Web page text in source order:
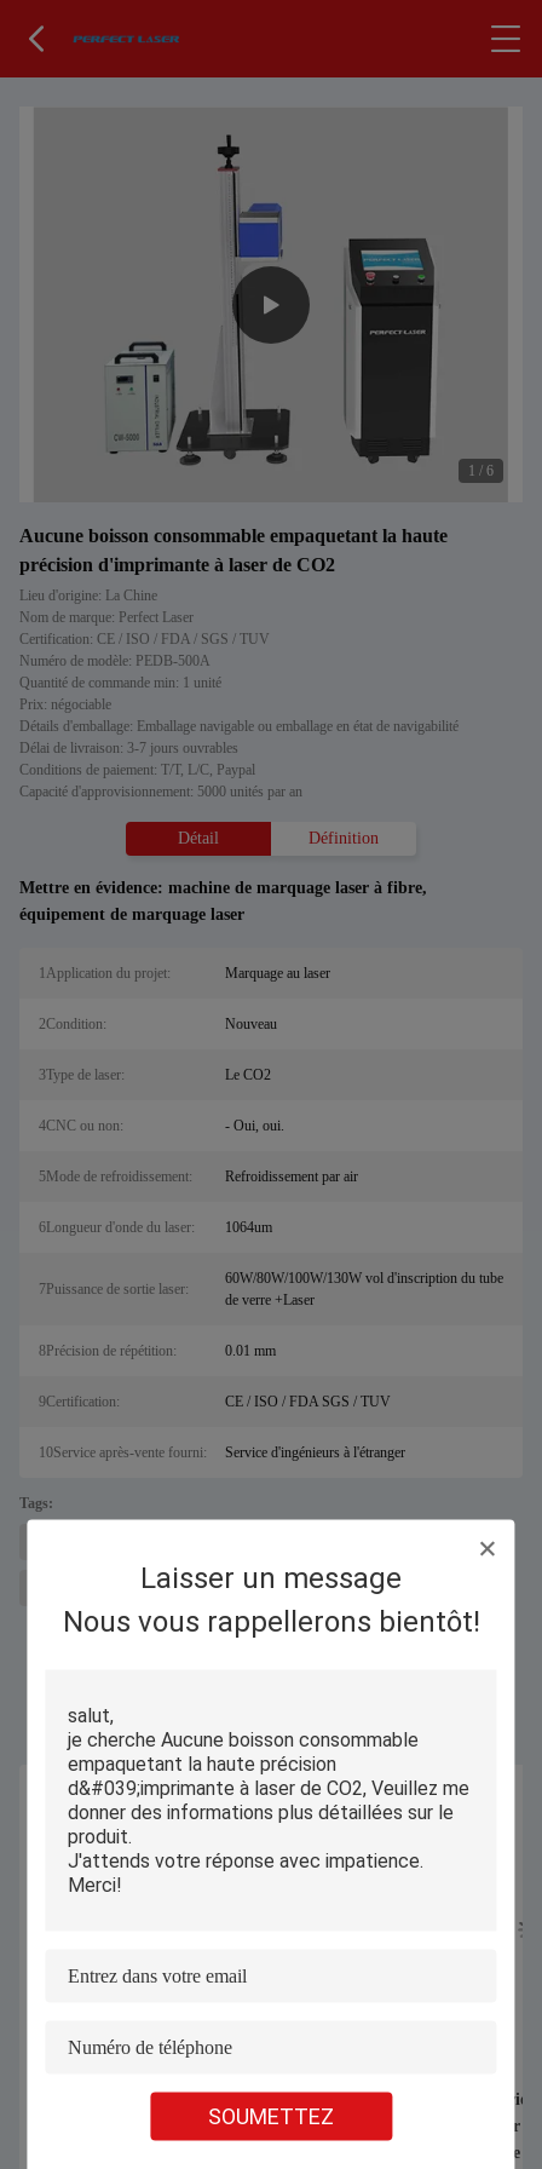
Laisser un message
Nous vous rappellerons bientôt!
SOUMETTEZ
1 / 6
Aucune boisson consommable empaquetant la haute
précision d'imprimante à laser de CO2
Lieu d'origine: La Chine
Nom de marque: Perfect Laser
Certification: CE / ISO / FDA / SGS / TUV
Numéro de modèle: PEDB-500A
Quantité de commande min: 1 unité
Prix: négociable
Détails d'emballage: Emballage navigable ou emballage en état de navigabilité
Délai de livraison: 3-7 jours ouvrables
Conditions de paiement: T/T, L/C, Paypal
Capacité d'approvisionnement: 5000 unités par an
Détail Définition
Mettre en évidence: machine de marquage laser à fibre,
équipement de marquage laser
1Application du projet: Marquage au laser
2Condition: Nouveau
3Type de laser: Le CO2
4CNC ou non: - Oui, oui.
5Mode de refroidissement: Refroidissement par air
6Longueur d'onde du laser: 1064um
7Puissance de sortie laser:
60W/80W/100W/130W vol d'inscription du tube
de verre +Laser
8Précision de répétition: 0.01 mm
9Certification: CE / ISO / FDA SGS / TUV
10Service après-vente fourni: Service d'ingénieurs à l'étranger
Tags:
machine de marquage laser à fibre
1070nm 1000W 1500W Machine de
soudage laser portative pour souder la
Coupeuse
automatique pour
chauds T-shirts de